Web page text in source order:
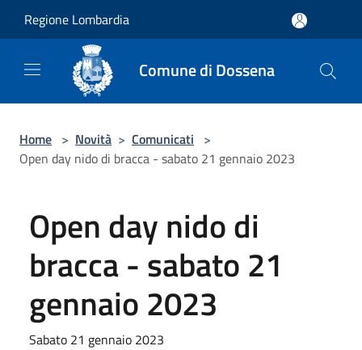
Regione Lombardia
Comune di Dossena
Home > Novità > Comunicati >
Open day nido di bracca - sabato 21 gennaio 2023
Open day nido di
bracca - sabato 21
gennaio 2023
Sabato 21 gennaio 2023